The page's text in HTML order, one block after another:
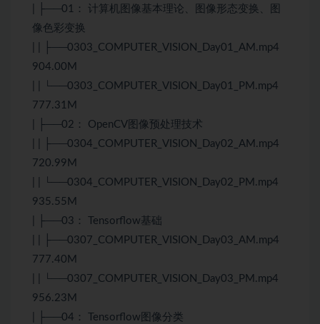
| ├──01： 计算机图像基本理论、图像形态变换、图
像色彩变换
| | ├──0303_COMPUTER_VISION_Day01_AM.mp4
904.00M
| | └──0303_COMPUTER_VISION_Day01_PM.mp4
777.31M
| ├──02： OpenCV图像预处理技术
| | ├──0304_COMPUTER_VISION_Day02_AM.mp4
720.99M
| | └──0304_COMPUTER_VISION_Day02_PM.mp4
935.55M
| ├──03： Tensorflow基础
| | ├──0307_COMPUTER_VISION_Day03_AM.mp4
777.40M
| | └──0307_COMPUTER_VISION_Day03_PM.mp4
956.23M
| ├──04： Tensorflow图像分类